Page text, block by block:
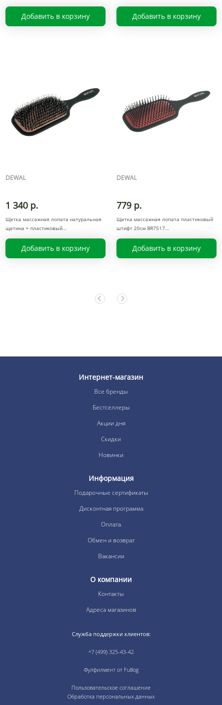
Добавить в корзину Добавить в корзину
DEWAL
1 340 р.
Щетка массажная лопата натуральная
щетина + пластиковый
Добавить в корзину
DEWAL
779 р.
Щетка массажная лопата пластиковый
штифт 20см BR7517
Добавить в корзину
Интернет-магазин
Все бренды
Бестселлеры
Акции дня
Скидки
Новинки
Информация
Подарочные сертификаты
Дисконтная программа
Оплата
Обмен и возврат
Вакансии
О компании
Контакты
Адреса магазинов
Служба поддержки клиентов:
+7 (499) 325-43-42
Фулфилмент от Fulllog
Пользовательское соглашение
Обработка персональных данных